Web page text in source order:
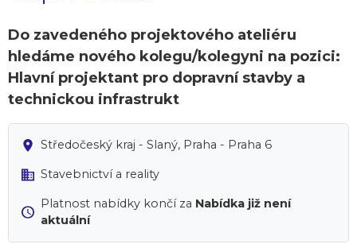
Do zavedeného projektového ateliéru
hledáme nového kolegu/kolegyni na pozici:
Hlavní projektant pro dopravní stavby a
technickou infrastrukt
Středočeský kraj - Slaný, Praha - Praha 6
Stavebnictví a reality
Platnost nabídky končí za Nabídka již není
aktuální